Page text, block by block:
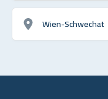
Wien-Schwechat